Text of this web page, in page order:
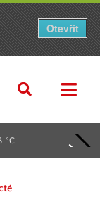
°C
Otevřít